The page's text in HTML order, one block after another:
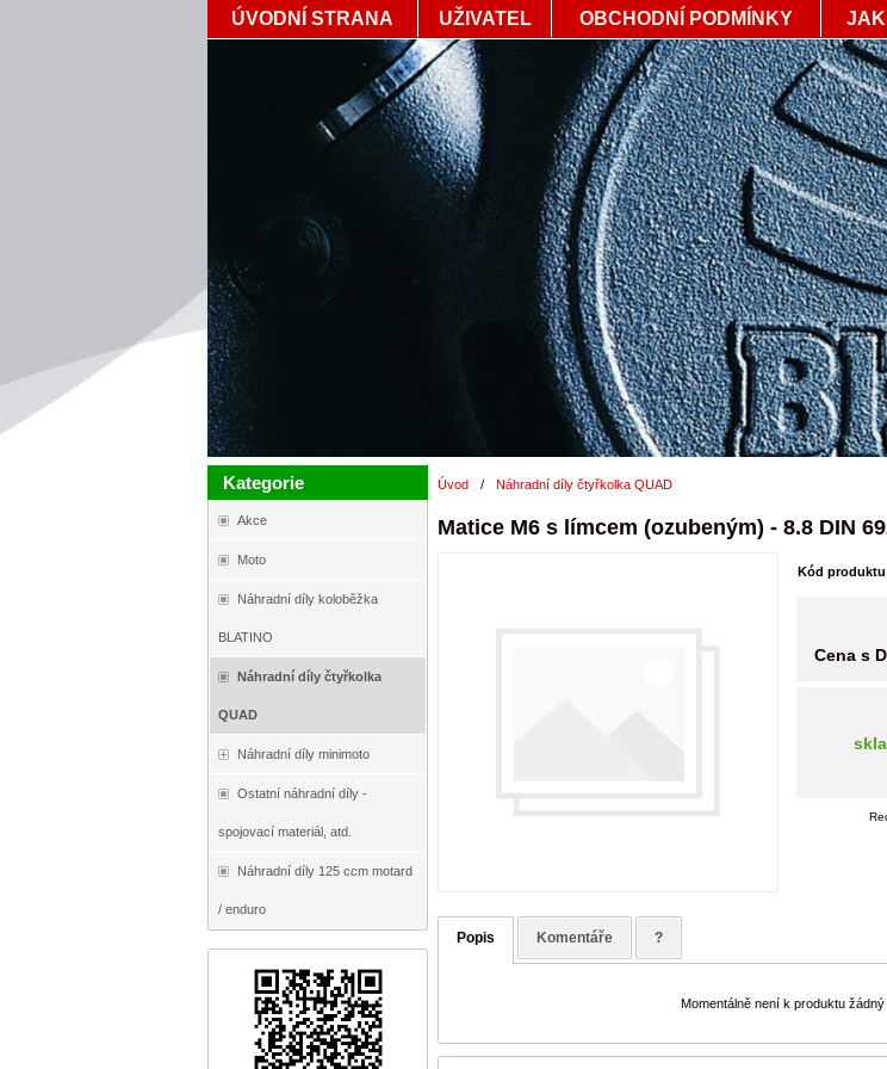
ÚVODNÍ STRANA UŽIVATEL OBCHODNÍ PODMÍNKY JAK
Kategorie
Akce
Moto
Náhradní díly koloběžka
BLATINO
Náhradní díly čtyřkolka
QUAD
Náhradní díly minimoto
Ostatní náhradní díly -
spojovací materiál, atd.
Náhradní díly 125 ccm motard
/ enduro
Úvod / Náhradní díly čtyřkolka QUAD
Matice M6 s límcem (ozubeným) - 8.8 DIN
Kód produktu
Cena s
Popis Komentáře ?
Momentálně není k produktu žádný